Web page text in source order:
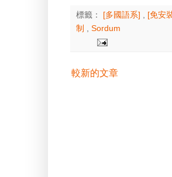
標籤： [多國語系] [免安
制
Sordum
較新的文章